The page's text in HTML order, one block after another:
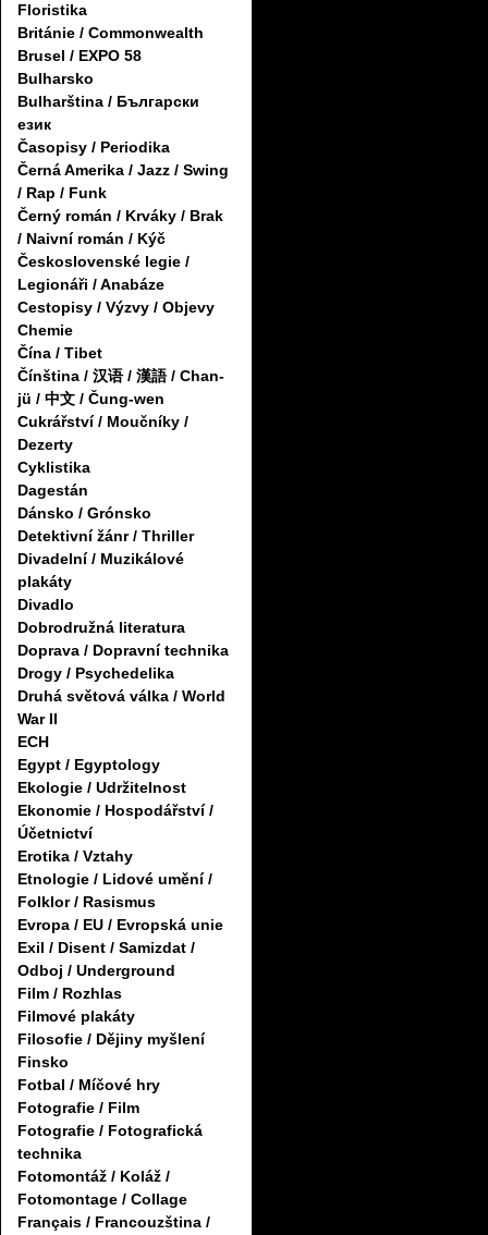
Floristika
Británie / Commonwealth
Brusel / EXPO 58
Bulharsko
Bulharština / Български
език
Časopisy / Periodika
Černá Amerika / Jazz / Swing
/ Rap / Funk
Černý román / Krváky / Brak
/ Naivní román / Kýč
Československé legie /
Legionáři / Anabáze
Cestopisy / Výzvy / Objevy
Chemie
Čína / Tibet
Čínština / 汉语 / 漢語 / Chan-
jü / 中文 / Čung-wen
Cukrářství / Moučníky /
Dezerty
Cyklistika
Dagestán
Dánsko / Grónsko
Detektivní žánr / Thriller
Divadelní / Muzikálové
plakáty
Divadlo
Dobrodružná literatura
Doprava / Dopravní technika
Drogy / Psychedelika
Druhá světová válka / World
War II
ECH
Egypt / Egyptology
Ekologie / Udržitelnost
Ekonomie / Hospodářství /
Účetnictví
Erotika / Vztahy
Etnologie / Lidové umění /
Folklor / Rasismus
Evropa / EU / Evropská unie
Exil / Disent / Samizdat /
Odboj / Underground
Film / Rozhlas
Filmové plakáty
Filosofie / Dějiny myšlení
Finsko
Fotbal / Míčové hry
Fotografie / Film
Fotografie / Fotografická
technika
Fotomontáž / Koláž /
Fotomontage / Collage
Français / Francouzština /